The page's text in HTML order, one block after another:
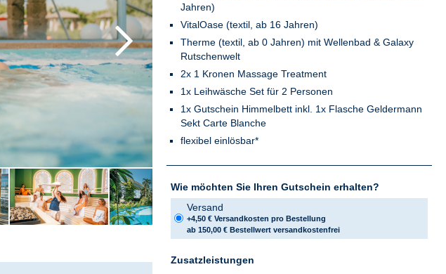
Jahren)
VitalOase (textil, ab 16 Jahren)
Therme (textil, ab 0 Jahren) mit Wellenbad & Galaxy
Rutschenwelt
2x 1 Kronen Massage Treatment
1x Leihwäsche Set für 2 Personen
1x Gutschein Himmelbett inkl. 1x Flasche Geldermann
Sekt Carte Blanche
flexibel einlösbar*
Wie möchten Sie Ihren Gutschein erhalten?
Versand
+4,50 € Versandkosten pro Bestellung
ab 150,00 € Bestellwert versandkostenfrei
Zusatzleistungen